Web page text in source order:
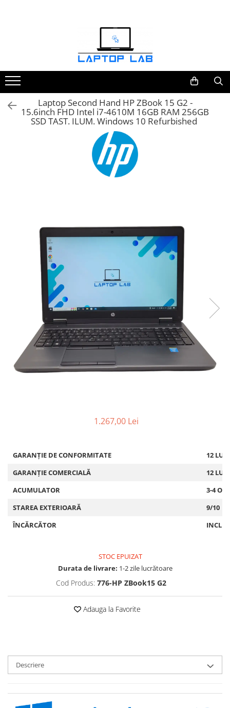
Mouseuri
Încărcătoare
Laptop Second Hand HP ZBook 15 G2 -
15.6inch FHD Intel i7-4610M 16GB RAM 256GB
SSD TAST. ILUM. Windows 10 Refurbished
1.267,00 Lei
GARANȚIE DE CONFORMITATE
12
GARANȚIE COMERCIALĂ
12
ACUMULATOR
3-4 ORE
STAREA EXTERIOARĂ
9/10
ÎNCĂRCĂTOR
INCLUS
STOC EPUIZAT
Durata de livrare: 1-2 zile lucrătoare
Cod Produs: 776-HP ZBook15 G2
Adauga la Favorite
Descriere